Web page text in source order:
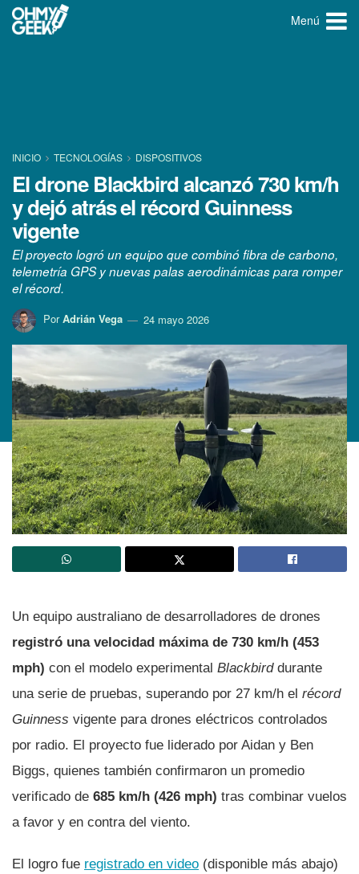
Menú
INICIO TECNOLOGÍ­AS DISPOSITIVOS
El drone Blackbird alcanzó 730 km/h
y dejó atrás el récord Guinness
vigente
El proyecto logró un equipo que combinó fibra de carbono,
telemetría GPS y nuevas palas aerodinámicas para romper
el récord.
Por Adrián Vega 24 mayo 2026
Un equipo australiano de desarrolladores de drones
registró una velocidad máxima de 730 km/h (453
mph) con el modelo experimental Blackbirddurante
una serie de pruebas, superando por 27 km/h el récord
Guinness vigente para drones eléctricos controlados
por radio. El proyecto fue liderado por Aidan y Ben
Biggs, quienes también confirmaron un promedio
verificado de 685 km/h (426 mph) tras combinar vuelos
a favor y en contra del viento.
El logro fue registrado en video (disponible más abajo)